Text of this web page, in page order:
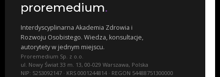
proremedium.
Interdyscyplinarna Akademia Zdrowia i
Rozwoju Osobistego. Wiedza, konsultacje,
autorytety w jednym miejscu.
Proremedium Sp. z o.o.
ul. Nowy Świat 33 m. 13, 00-029 Warszawa, Polska
NIP: 5253092147 · KRS 0001244814 · REGON 54488751300000